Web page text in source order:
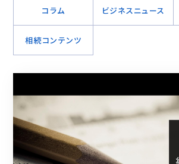
コラム ビジネスニュース
相続コンテンツ